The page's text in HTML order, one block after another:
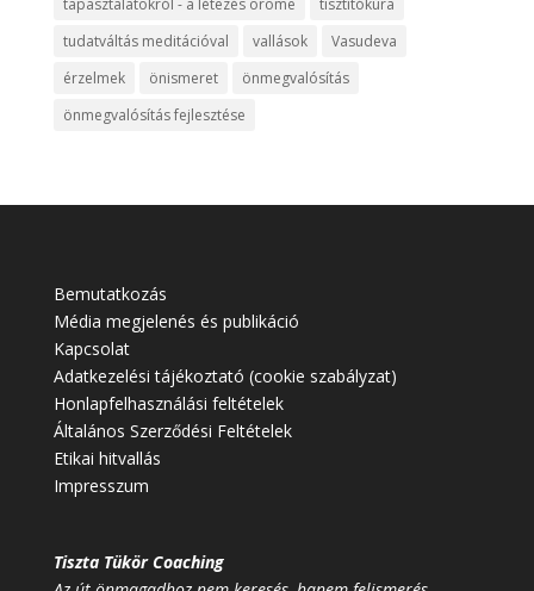
tapasztalatokról - a létezés öröme
tisztítókúra
tudatváltás meditációval
vallások
Vasudeva
érzelmek
önismeret
önmegvalósítás
önmegvalósítás fejlesztése
Bemutatkozás
Média megjelenés és publikáció
Kapcsolat
Adatkezelési tájékoztató (cookie szabályzat)
Honlapfelhasználási feltételek
Általános Szerződési Feltételek
Etikai hitvallás
Impresszum
Tiszta Tükör Coaching